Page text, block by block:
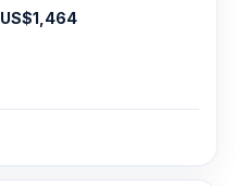
US$1,464